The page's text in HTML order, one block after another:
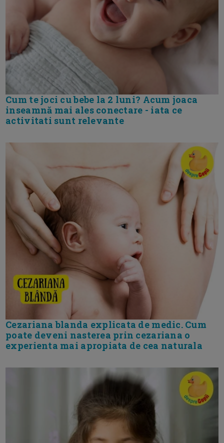
Cum te joci cu bebe la 2 luni? Acum joaca
inseamnă mai ales conectare - iata ce
activitati sunt relevante
Cezariana blanda explicata de medic. Cum
poate deveni nasterea prin cezariana o
experienta mai apropiata de cea naturala